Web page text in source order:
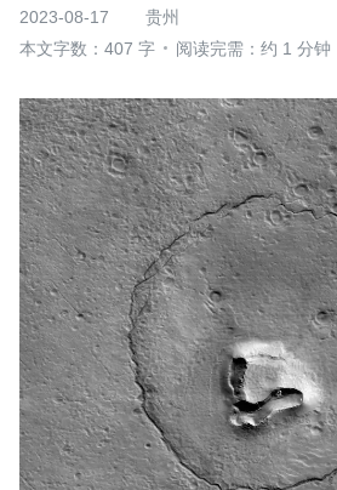
2023-08-17
贵州
本文字数：407 字
阅读完需：约 1 分钟